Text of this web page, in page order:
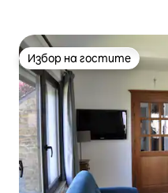
Избор на гостите
Избор на гостите